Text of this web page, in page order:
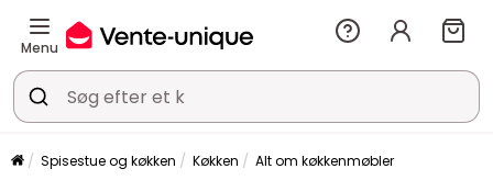
Menu
Spisestue og køkken Køkken Alt om køkkenmøbler